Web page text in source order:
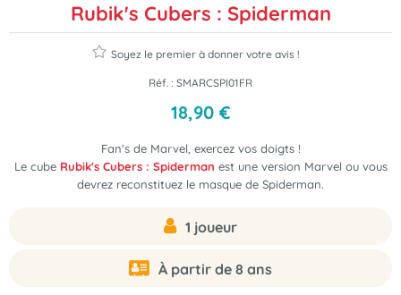
Rubik's Cubers : Spiderman
Soyez le premier à donner votre avis !
Réf. : SMARCSPI01FR
18,90 €
Fan's de Marvel, exercez vos doigts !
Le cube Rubik's Cubers : Spiderman est une version Marvel ou vous
devrez reconstituez le masque de Spiderman.
1 joueur
À partir de 8 ans